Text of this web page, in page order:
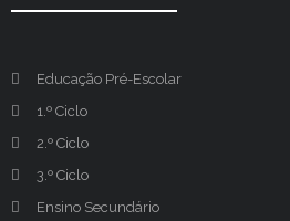
Educação Pré-Escolar
1.º Ciclo
2.º Ciclo
3.º Ciclo
Ensino Secundário